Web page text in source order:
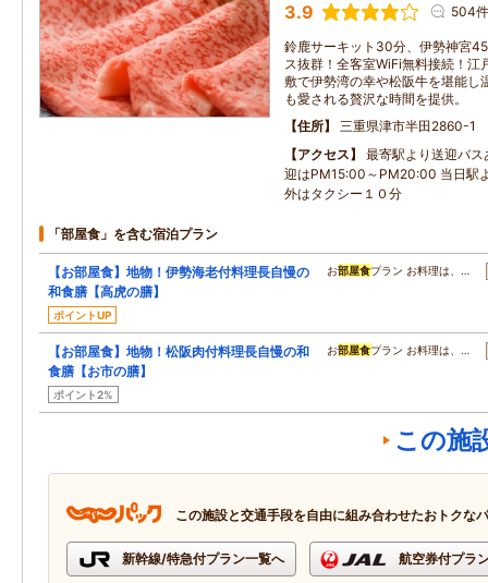
3.9 504件
鈴鹿サーキット30分、伊勢神宮
ス抜群！全客室WiFi無料接続！江
敷で伊勢湾の幸や松阪牛を堪能し
も愛される贅沢な時間を提供。
住所
三重県津市半田2860-1
アクセス
最寄駅より送迎バ
迎はPM15:00～PM20:00 当日駅
外はタクシー１０分
「部屋食」を含む宿泊プラン
【お部屋食】地物！伊勢海老付料理長自慢の
和食膳【高虎の膳】
ポイントUP
お部屋食プラン お料理は、…
【お部屋食】地物！松阪肉付料理長自慢の和
食膳【お市の膳】
ポイント2%
お部屋食プラン お料理は、…
この施
この施設と交通手段を自由に組み合わせたおトクな
新幹線/特急付プラン一覧へ 航空券付プラ